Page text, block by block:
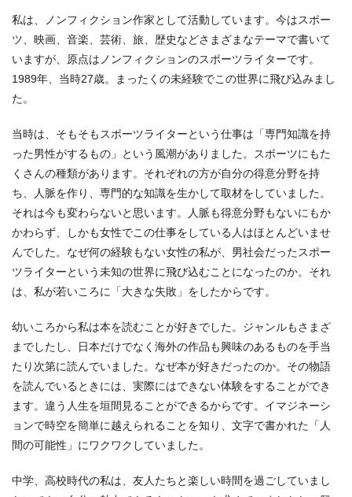
私は、ノンフィクション作家として活動しています。今はスポー
ツ、映画、音楽、芸術、旅、歴史などさまざまなテーマで書いて
いますが、原点はノンフィクションのスポーツライターです。
1989年、当時27歳。まったくの未経験でこの世界に飛び込みまし
た。
当時は、そもそもスポーツライターという仕事は「専門知識を持
った男性がするもの」という風潮がありました。スポーツにもた
くさんの種類があります。それぞれの方が自分の得意分野を持
ち、人脈を作り、専門的な知識を生かして取材をしていました。
それは今も変わらないと思います。人脈も得意分野もないにもか
かわらず、しかも女性でこの仕事をしている人はほとんどいませ
んでした。なぜ何の経験もない女性の私が、男社会だったスポー
ツライターという未知の世界に飛び込むことになったのか。それ
は、私が若いころに「大きな失敗」をしたからです。
幼いころから私は本を読むことが好きでした。ジャンルもさまざ
までしたし、日本だけでなく海外の作品も興味のあるものを手当
たり次第に読んでいました。なぜ本が好きだったのか。その物語
を読んでいるときには、実際にはできない体験をすることができ
ます。違う人生を垣間見ることができるからです。イマジネーシ
ョンで時空を簡単に越えられることを知り、文字で書かれた「人
間の可能性」にワクワクしていました。
中学、高校時代の私は、友人たちと楽しい時間を過ごしていまし